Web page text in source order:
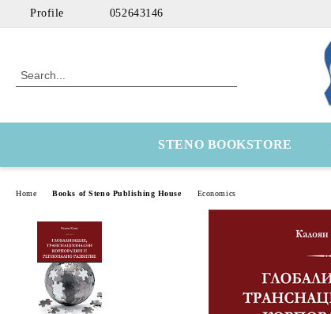
Profile 052643146
STENO BOOKSTORE
Home Books of Steno Publishing House Economics